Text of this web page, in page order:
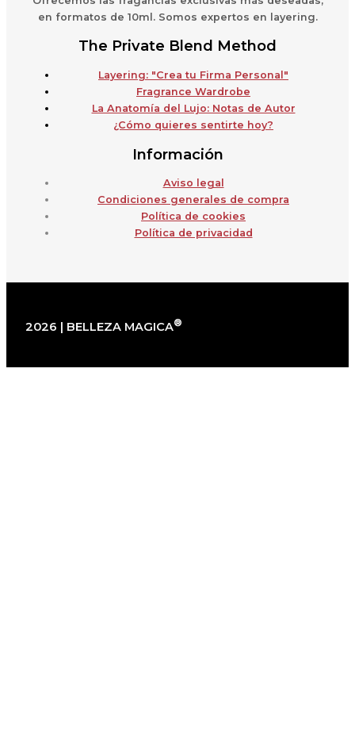
en formatos de 10ml. Somos expertos en layering.
The Private Blend Method
Layering: "Crea tu Firma Personal"
Fragrance Wardrobe
La Anatomía del Lujo: Notas de Autor
¿Cómo quieres sentirte hoy?
Información
Aviso legal
Condiciones generales de compra
Política de cookies
Política de privacidad
2026 | BELLEZA MAGICA®